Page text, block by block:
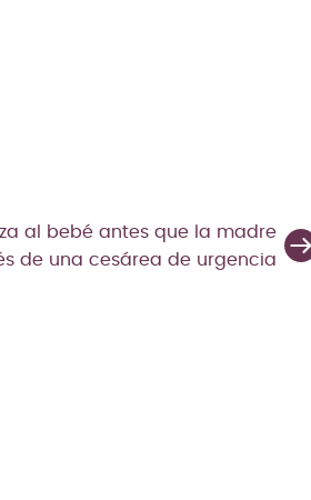
al bebé antes que la madre
de una cesárea de urgencia